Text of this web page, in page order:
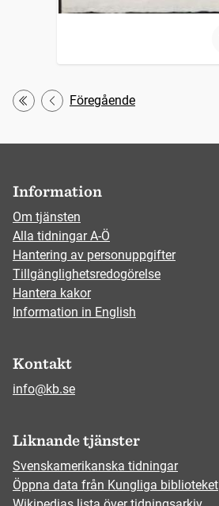
Första
Föregående
Information
Om tjänsten
Alla tidningar A-Ö
Hantering av personuppgifter
Tillgänglighetsredogörelse
Hantera kakor
Information in English
Kontakt
info@kb.se
Liknande tjänster
Svenskamerikanska tidningar
Öppna data från Kungliga biblioteket